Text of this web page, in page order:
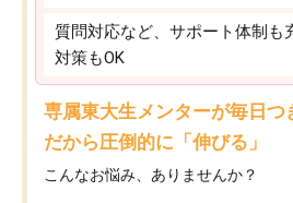
質問対応など、サポート体制も
対策もOK
専属東大生メンターが毎日つ
だから圧倒的に「伸びる」
こんなお悩み、ありませんか？